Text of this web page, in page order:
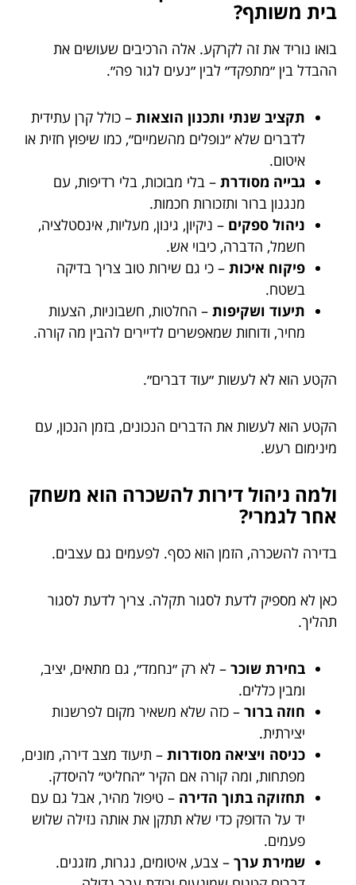
בית משותף?
בואו נוריד את זה לקרקע. אלה הרכיבים שעושים את
ההבדל בין ״מתפקד״ לבין ״נעים לגור פה״.
תקציב שנתי ותכנון הוצאות – כולל קרן עתידית
לדברים שלא ״נופלים מהשמיים״, כמו שיפוץ חזית או
איטום.
גבייה מסודרת – בלי מבוכות, בלי רדיפות, עם
מנגנון ברור ותזכורות חכמות.
ניהול ספקים – ניקיון, גינון, מעליות, אינסטלציה,
חשמל, הדברה, כיבוי אש.
פיקוח איכות – כי גם שירות טוב צריך בדיקה
בשטח.
תיעוד ושקיפות – החלטות, חשבוניות, הצעות
מחיר, ודוחות שמאפשרים לדיירים להבין מה קורה.
הקטע הוא לא לעשות ״עוד דברים״.
הקטע הוא לעשות את הדברים הנכונים, בזמן הנכון, עם
מינימום רעש.
ולמה ניהול דירות להשכרה הוא משחק
אחר לגמרי?
בדירה להשכרה, הזמן הוא כסף. לפעמים גם עצבים.
כאן לא מספיק לדעת לסגור תקלה. צריך לדעת לסגור
תהליך.
בחירת שוכר – לא רק ״נחמד״, גם מתאים, יציב,
ומבין כללים.
חוזה ברור – כזה שלא משאיר מקום לפרשנות
יצירתית.
כניסה ויציאה מסודרות – תיעוד מצב דירה, מונים,
מפתחות, ומה קורה אם הקיר ״החליט״ להיסדק.
תחזוקה בתוך הדירה – טיפול מהיר, אבל גם עם
יד על הדופק כדי שלא תתקן את אותה נזילה שלוש
פעמים.
שמירת ערך – צבע, איטומים, נגרות, מזגנים.